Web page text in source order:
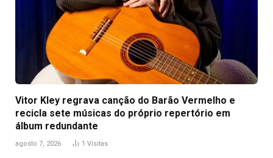
Vitor Kley regrava canção do Barão Vermelho e
recicla sete músicas do próprio repertório em
álbum redundante
agosto 7, 2026 1 Visitas